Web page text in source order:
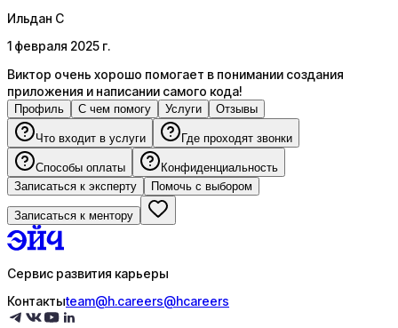
Ильдан С
1 февраля 2025 г.
Виктор очень хорошо помогает в понимании создания
приложения и написании самого кода!
Профиль С чем помогу Услуги Отзывы
Что входит в услуги Где проходят звонки
Способы оплаты
Конфиденциальность
Записаться к эксперту
Помочь с выбором
Записаться к ментору
Сервис развития карьеры
Контактыteam@h.careers@hcareers